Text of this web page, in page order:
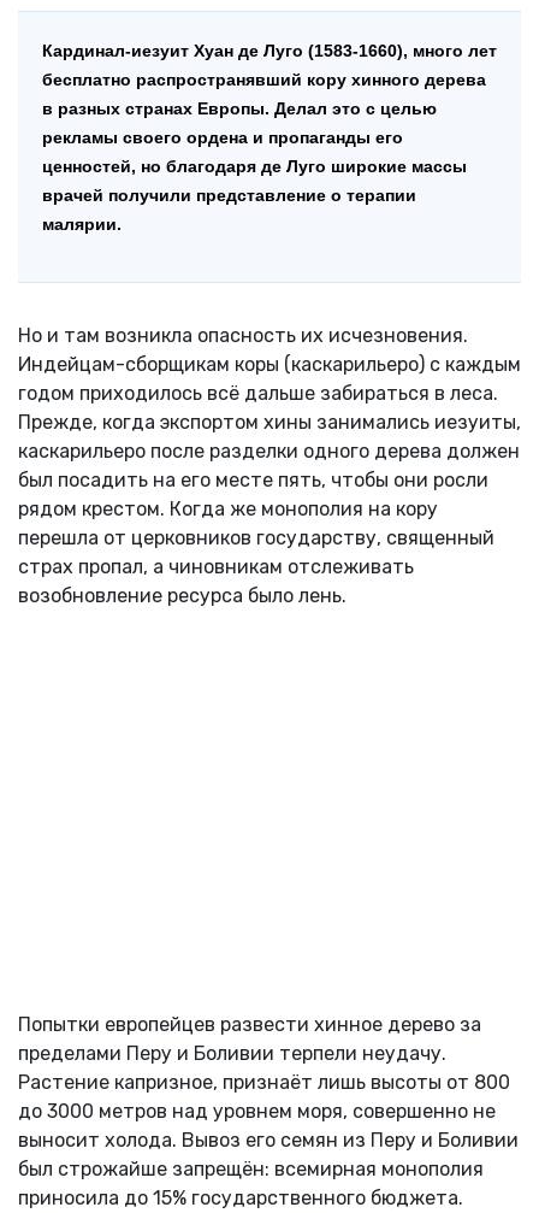
Кардинал-иезуит Хуан де Луго (1583-1660), много лет
бесплатно распространявший кору хинного дерева
в разных странах Европы. Делал это с целью
рекламы своего ордена и пропаганды его
ценностей, но благодаря де Луго широкие массы
врачей получили представление о терапии
малярии.
Но и там возникла опасность их исчезновения.
Индейцам-сборщикам коры (каскарильеро) с каждым
годом приходилось всё дальше забираться в леса.
Прежде, когда экспортом хины занимались иезуиты,
каскарильеро после разделки одного дерева должен
был посадить на его месте пять, чтобы они росли
рядом крестом. Когда же монополия на кору
перешла от церковников государству, священный
страх пропал, а чиновникам отслеживать
возобновление ресурса было лень.
Попытки европейцев развести хинное дерево за
пределами Перу и Боливии терпели неудачу.
Растение капризное, признаёт лишь высоты от 800
до 3000 метров над уровнем моря, совершенно не
выносит холода. Вывоз его семян из Перу и Боливии
был строжайше запрещён: всемирная монополия
приносила до 15% государственного бюджета.